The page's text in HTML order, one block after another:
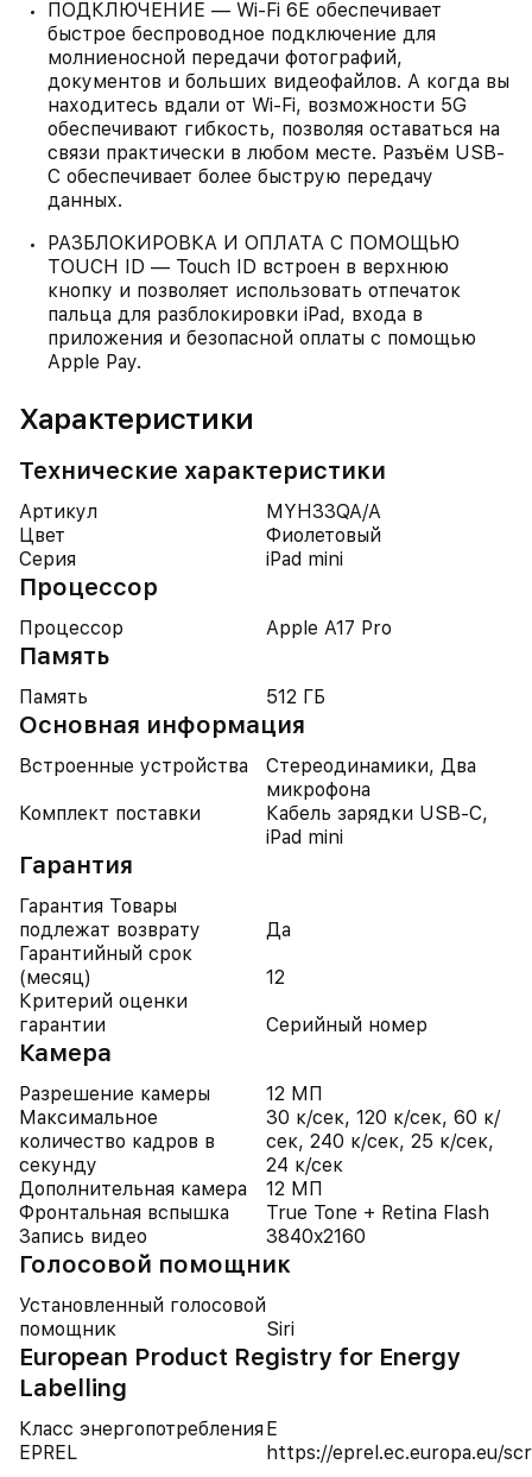
ПОДКЛЮЧЕНИЕ — Wi-Fi 6E обеспечивает
быстрое беспроводное подключение для
молниеносной передачи фотографий,
документов и больших видеофайлов. А когда вы
находитесь вдали от Wi-Fi, возможности 5G
обеспечивают гибкость, позволяя оставаться на
связи практически в любом месте. Разъём USB-
C обеспечивает более быструю передачу
данных.
РАЗБЛОКИРОВКА И ОПЛАТА С ПОМОЩЬЮ
TOUCH ID — Touch ID встроен в верхнюю
кнопку и позволяет использовать отпечаток
пальца для разблокировки iPad, входа в
приложения и безопасной оплаты с помощью
Apple Pay.
Характеристики
Технические характеристики
Артикул
MYH33QA/A
Цвет
Фиолетовый
Серия
iPad mini
Процессор
Процессор Apple A17 Pro
Память
Память 512 ГБ
Основная информация
Встроенные устройства
Стереодинамики, Два
микрофона
Комплект поставки
Кабель зарядки USB-C,
iPad mini
Гарантия
Гарантия Товары
подлежат возврату
Да
Гарантийный срок
(месяц)
12
Критерий оценки
гарантии
Серийный номер
Камера
Разрешение камеры
12 МП
Максимальное
количество кадров в
секунду
30 к/сек, 120 к/сек, 60 к/
сек, 240 к/сек, 25 к/сек,
24 к/сек
Дополнительная камера
12 МП
Фронтальная вспышка
True Tone + Retina Flash
Запись видео
3840x2160
Голосовой помощник
Установленный голосовой
помощник
Siri
European Product Registry for Energy
Labelling
Класс энергопотребления E
EPREL
https://eprel.ec.europa.eu/